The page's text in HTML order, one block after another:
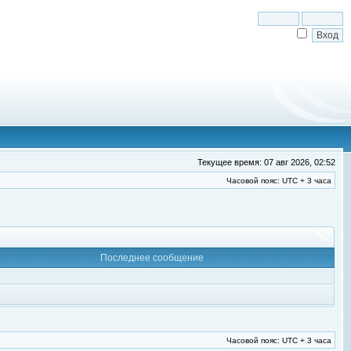
Текущее время: 07 авг 2026, 02:52
Часовой пояс: UTC + 3 часа
Последнее сообщение
Часовой пояс: UTC + 3 часа